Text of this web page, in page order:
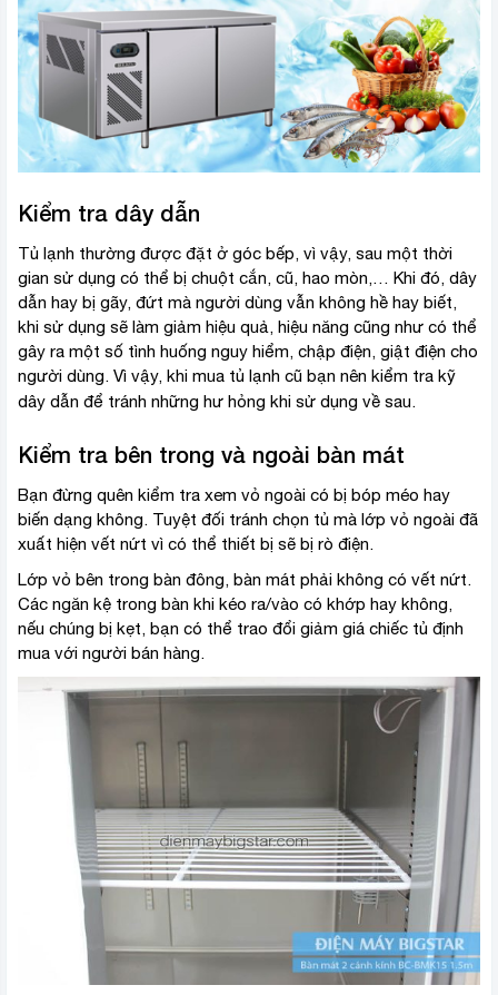
Kiểm tra dây dẫn
Tủ lạnh thường được đặt ở góc bếp, vì vậy, sau một thời
gian sử dụng có thể bị chuột cắn, cũ, hao mòn,… Khi đó, dây
dẫn hay bị gãy, đứt mà người dùng vẫn không hề hay biết,
khi sử dụng sẽ làm giảm hiệu quả, hiệu năng cũng như có thể
gây ra một số tình huống nguy hiểm, chập điện, giật điện cho
người dùng. Vì vậy, khi mua tủ lạnh cũ bạn nên kiểm tra kỹ
dây dẫn để tránh những hư hỏng khi sử dụng về sau.
Kiểm tra bên trong và ngoài bàn mát
Bạn đừng quên kiểm tra xem vỏ ngoài có bị bóp méo hay
biến dạng không. Tuyệt đối tránh chọn tủ mà lớp vỏ ngoài đã
xuất hiện vết nứt vì có thể thiết bị sẽ bị rò điện.
Lớp vỏ bên trong bàn đông, bàn mát phải không có vết nứt.
Các ngăn kệ trong bàn khi kéo ra/vào có khớp hay không,
nếu chúng bị kẹt, bạn có thể trao đổi giảm giá chiếc tủ định
mua với người bán hàng.